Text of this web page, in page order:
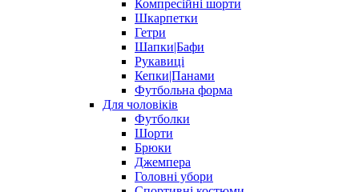
Компресійні шорти
Шкарпетки
Гетри
Шапки|Бафи
Рукавиці
Кепки|Панами
Футбольна форма
Для чоловіків
Футболки
Шорти
Брюки
Джемпера
Головні убори